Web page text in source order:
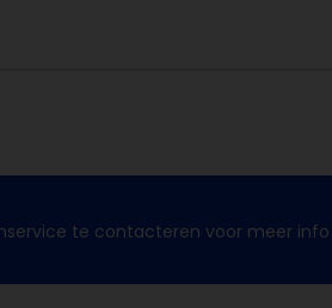
te contacteren voor meer info